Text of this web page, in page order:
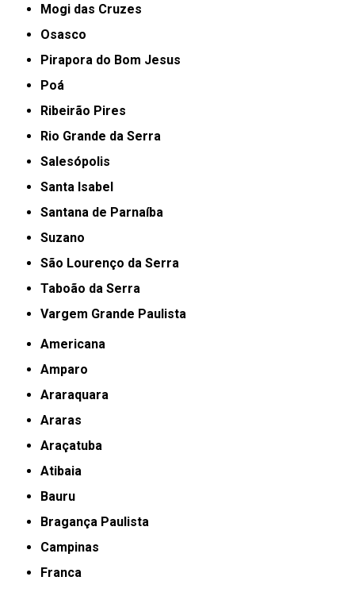
Mogi das Cruzes
Osasco
Pirapora do Bom Jesus
Poá
Ribeirão Pires
Rio Grande da Serra
Salesópolis
Santa Isabel
Santana de Parnaíba
Suzano
São Lourenço da Serra
Taboão da Serra
Vargem Grande Paulista
Americana
Amparo
Araraquara
Araras
Araçatuba
Atibaia
Bauru
Bragança Paulista
Campinas
Franca